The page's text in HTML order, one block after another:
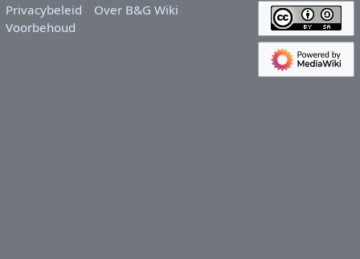
Privacybeleid
Over B&G Wiki
Voorbehoud